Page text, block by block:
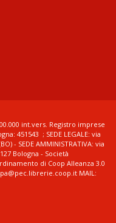
int.vers. Registro imprese
451543 ; SEDE LEGALE: via
- SEDE AMMINISTRATIVA: via
Bologna - Società
di Coop Alleanza 3.0
MAIL: